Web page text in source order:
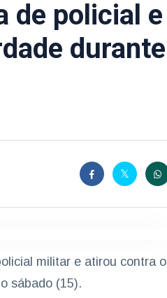
de policial e
durante
militar e atirou contra o
sábado (15).